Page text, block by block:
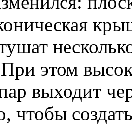
этом
выходит
чтобы